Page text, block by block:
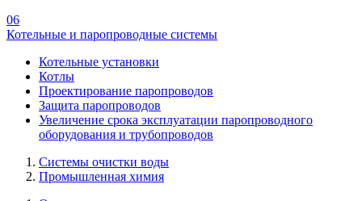
06
Котельные и паропроводные системы
Котельные установки
Котлы
Проектирование паропроводов
Защита паропроводов
Увеличение срока эксплуатации паропроводного
оборудования и трубопроводов
Системы очистки воды
Промышленная химия